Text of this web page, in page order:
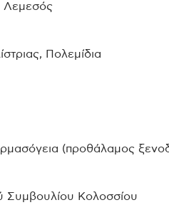
Λεμεσός
Πολεμίδια
(προθάλαμος
Συμβουλίου Κολοσσίου